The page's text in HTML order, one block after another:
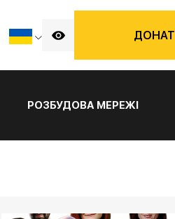
ДОНАТ
РОЗБУДОВА МЕРЕЖІ